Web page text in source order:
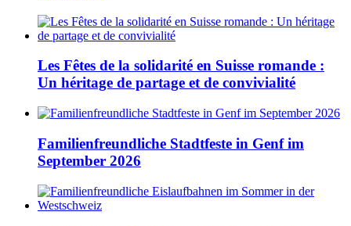
Les Fêtes de la solidarité en Suisse romande :
Un héritage de partage et de convivialité
Familienfreundliche Stadtfeste in Genf im
September 2026